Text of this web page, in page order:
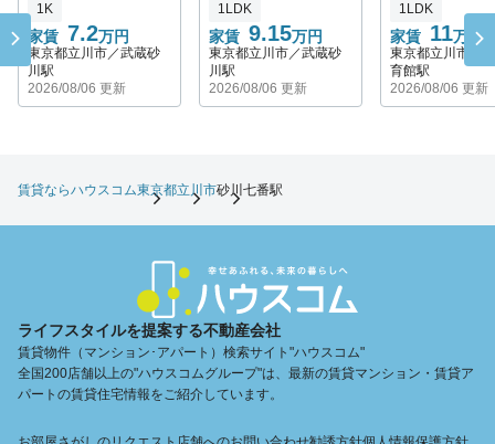
1K
家賃 7.2万円
東京都立川市／武蔵砂
川駅
2026/08/06 更新
1LDK
家賃 9.15万円
東京都立川市／武蔵砂
川駅
2026/08/06 更新
1LDK
家賃 11万円
東京都立川市／
育館駅
2026/08/06 更新
賃貸ならハウスコム東京都立川市砂川七番駅
ライフスタイルを提案する不動産会社
賃貸物件（マンション･アパート）検索サイト"ハウスコム"
全国200店舗以上の"ハウスコムグループ"は、最新の賃貸マンション・賃貸ア
パートの賃貸住宅情報をご紹介しています。